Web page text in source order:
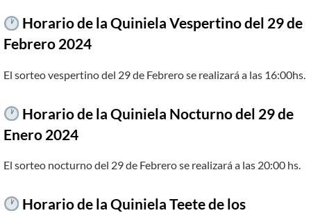
Horario de la Quiniela Vespertino del 29 de
Febrero 2024
El sorteo vespertino del 29 de Febrero se realizará a las 16:00hs.
Horario de la Quiniela Nocturno del 29de
Enero 2024
El sorteo nocturno del 29 de Febrero se realizará a las 20:00 hs.
Horario de la Quiniela Teete de los